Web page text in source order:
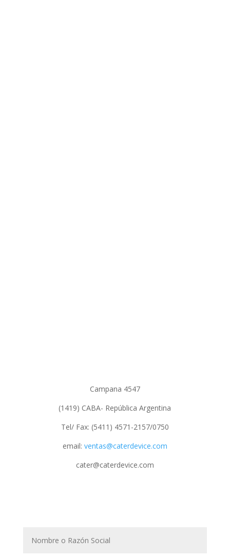
Campana 4547
(1419) CABA- República Argentina
Tel/ Fax: (5411) 4571-2157/0750
email: ventas@caterdevice.com
cater@caterdevice.com